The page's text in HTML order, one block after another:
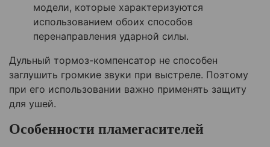
модели, которые характеризуются
использованием обоих способов
перенаправления ударной силы.
Дульный тормоз-компенсатор не способен
заглушить громкие звуки при выстреле. Поэтому
при его использовании важно применять защиту
для ушей.
Особенности пламегасителей